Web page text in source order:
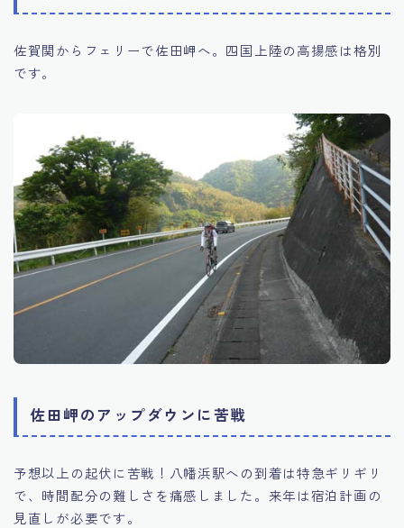
佐賀関からフェリーで佐田岬へ。四国上陸の高揚感は格別
です。
佐田岬のアップダウンに苦戦
予想以上の起伏に苦戦！八幡浜駅への到着は特急ギリギリ
で、時間配分の難しさを痛感しました。来年は宿泊計画の
見直しが必要です。